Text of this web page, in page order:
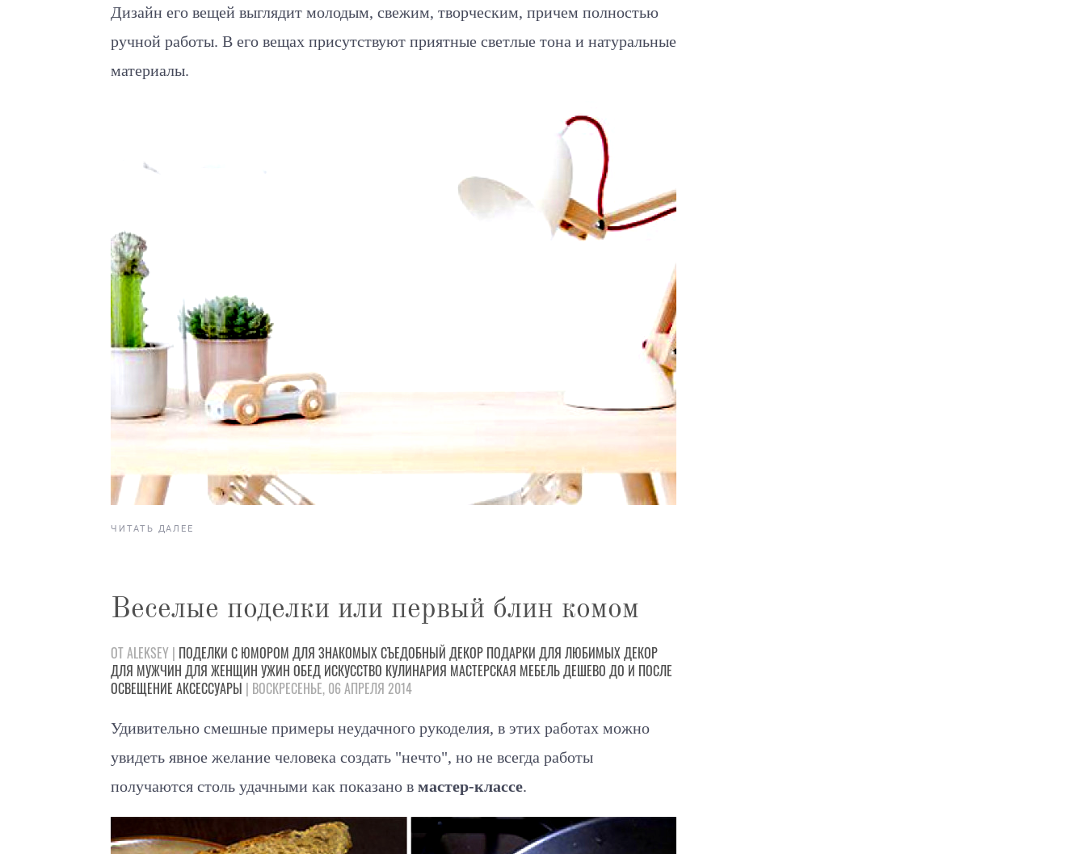
Дизайн его вещей выглядит молодым, свежим, творческим, причем полностью
ручной работы. В его вещах присутствуют приятные светлые тона и натуральные
материалы.
ЧИТАТЬ ДАЛЕЕ
Веселые поделки или первый блин комом
ОТ ALEKSEY | ПОДЕЛКИ С ЮМОРОМ ДЛЯ ЗНАКОМЫХСЪЕДОБНЫЙ ДЕКОР ПОДАРКИ ДЛЯ ЛЮБИМЫХДЕКОР
ДЛЯ МУЖЧИН ДЛЯ ЖЕНЩИН УЖИН ОБЕД ИСКУССТВО КУЛИНАРИЯ МАСТЕРСКАЯ МЕБЕЛЬДЕШЕВО ДО И ПОСЛЕ
ОСВЕЩЕНИЕ АКСЕССУАРЫ | ВОСКРЕСЕНЬЕ, 06 АПРЕЛЯ 2014
Удивительно смешные примеры неудачного рукоделия, в этих работах можно
увидеть явное желание человека создать "нечто", но не всегда работы
получаются столь удачными как показано в мастер-классе.